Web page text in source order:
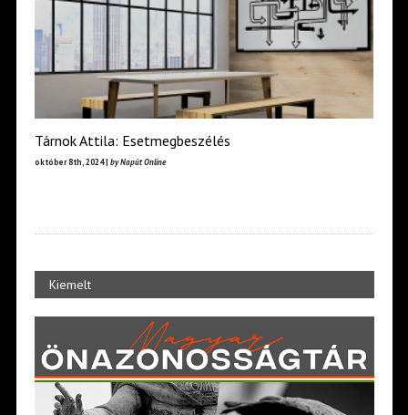
Tárnok Attila: Esetmegbeszélés
október 8th, 2024 | by Napút Online
Kiemelt